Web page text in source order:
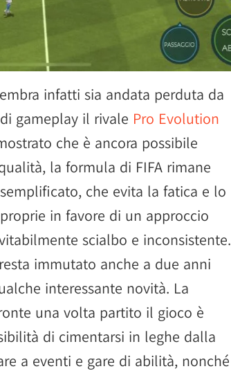
infatti sia andata perduta da
gameplay il rivale Pro Evolution
che è ancora possibile
la formula di FIFA rimane
che evita la fatica e lo
in favore di un approccio
scialbo e inconsistente.
immutato anche a due anni
interessante novità. La
una volta partito il gioco è
di cimentarsi in leghe dalla
a eventi e gare di abilità, nonché